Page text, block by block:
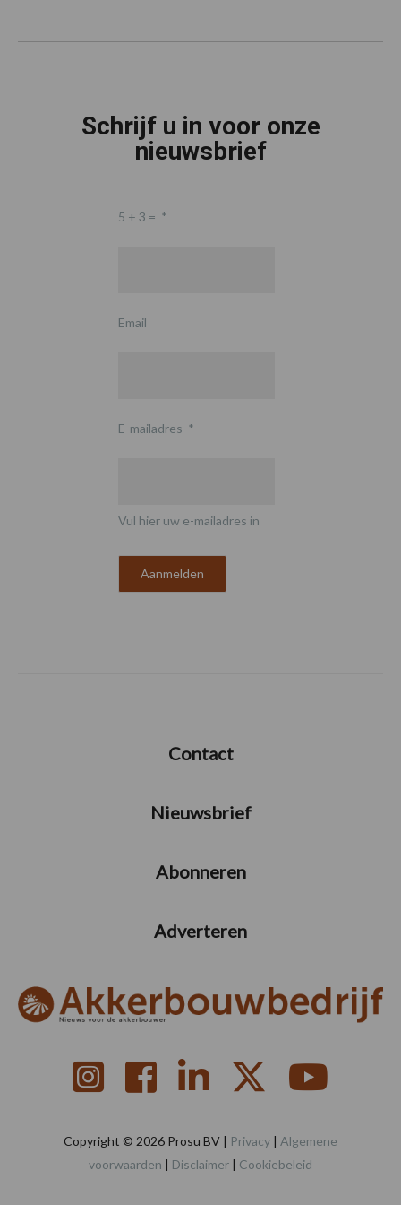
Schrijf u in voor onze
nieuwsbrief
5 + 3 = *
Email
E-mailadres *
Vul hier uw e-mailadres in
Contact
Nieuwsbrief
Abonneren
Adverteren
Copyright © 2026 Prosu BV | Privacy | Algemene
voorwaarden | Disclaimer | Cookiebeleid